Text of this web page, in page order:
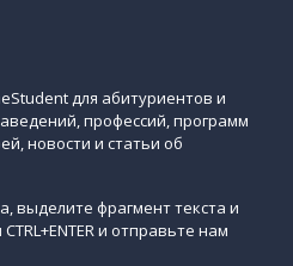
для абитуриентов и
профессий, программ
новости и статьи об
выделите фрагмент текста и
и отправьте нам